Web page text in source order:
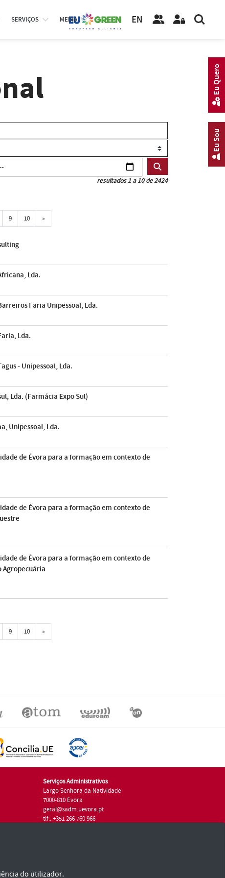
SERVIÇOS MEDIA EN
resultados 1 a 10 de 2424
9 10 »Próxima
Lda.
Faria Unipessoal, Lda.
Lda.
- Unipessoal, Lda.
Lda. (Farmácia Expo Sul)
Unipessoal, Lda.
de Évora para a formação em contexto de
de Évora para a formação em contexto de
de Évora para a formação em contexto de
Agropecuária
9 10 »Próxima
Serviços Administrativos
Largo Senhora da Natividade
7000-810 Évora
geral@sadm.uevora.pt
tlf.: +351 266 760 966
Eu Sou
Eu Quero
do utilizador.